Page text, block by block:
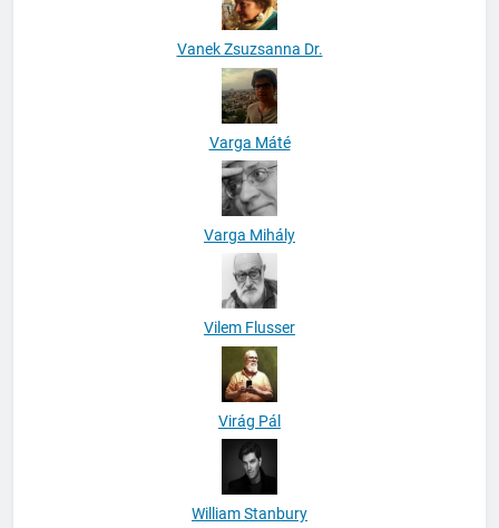
Vanek Zsuzsanna Dr.
Varga Máté
Varga Mihály
Vilem Flusser
Virág Pál
William Stanbury